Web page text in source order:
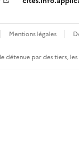
Mentions légales
par des tiers,